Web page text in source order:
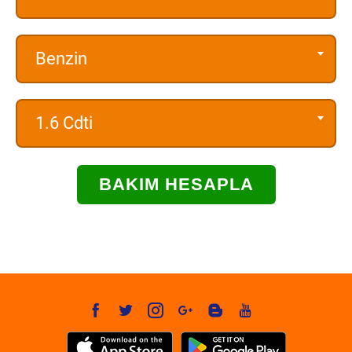
Benzin
1.6 Cdti
BAKIM HESAPLA